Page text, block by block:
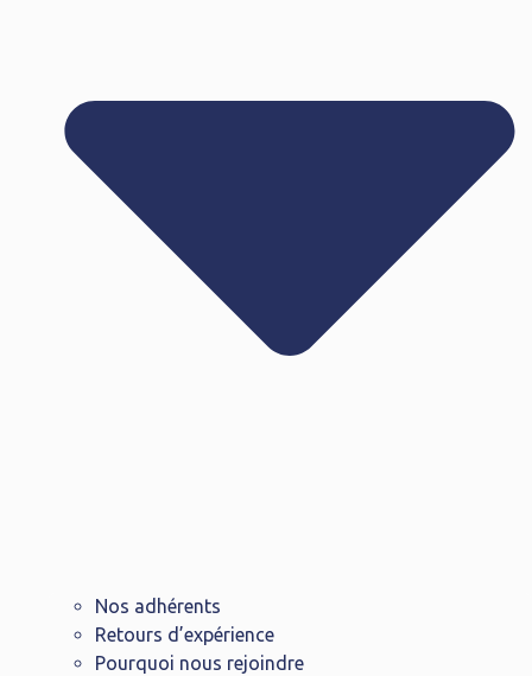
Nos adhérents
Retours d’expérience
Pourquoi nous rejoindre